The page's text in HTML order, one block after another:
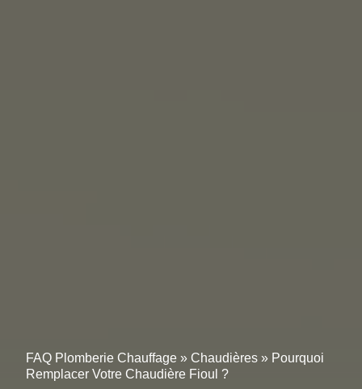
FAQ Plomberie Chauffage » Chaudières » Pourquoi
Remplacer Votre Chaudière Fioul ?